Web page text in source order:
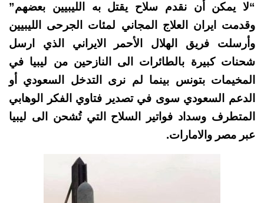
“لا يمكن أن نقدم سلاح يقتل به الليبيين بعضهم”
وقدمت ايران العلاج المجاني لمئات الجرحى الليبيين
وأرسلت فريق الهلال الأحمر الايراني الذي ارسل
شحنات كبيرة بالطائرات الى النازحين من ليبيا في
المخيمات بتونس بينما لم نرى التدخل السعودي أو
الدعم السعودي سوى في تصدير فتاوي الفكر الوهابي
المتطرف وسداد فواتير السلاح التي تُشحن الى ليبيا
عبر مصر والامارات.